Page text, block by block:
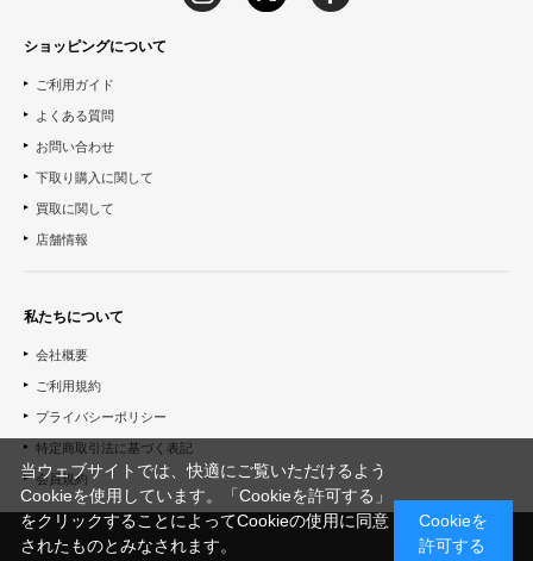
ショッピングについて
ご利用ガイド
よくある質問
お問い合わせ
下取り購入に関して
買取に関して
店舗情報
私たちについて
会社概要
ご利用規約
プライバシーポリシー
特定商取引法に基づく表記
会員規約
当ウェブサイトでは、快適にご覧いただけるよう
Cookieを使用しています。「Cookieを許可する」
をクリックすることによってCookieの使用に同意
されたものとみなされます。
Cookieを
許可する